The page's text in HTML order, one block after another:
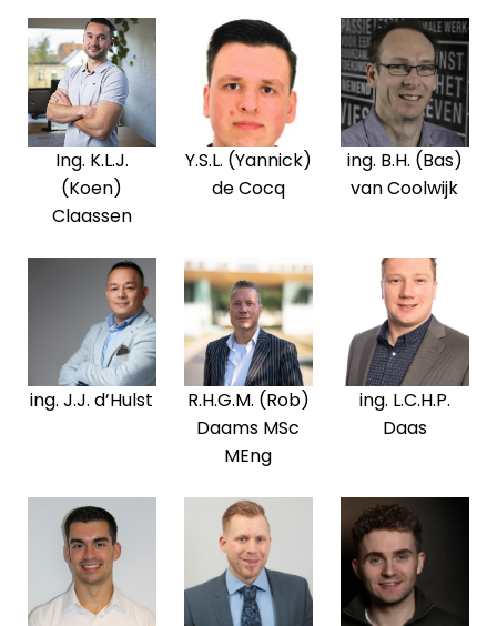
Ing. K.L.J.
(Koen)
Claassen
Y.S.L. (Yannick)
de Cocq
ing. B.H. (Bas)
van Coolwijk
ing. J.J. d’Hulst
R.H.G.M. (Rob)
Daams MSc
MEng
ing. L.C.H.P.
Daas